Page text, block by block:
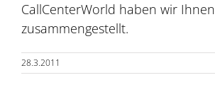
CallCenterWorld haben wir Ihnen
zusammengestellt.
28.3.2011